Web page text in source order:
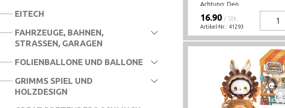
LITTLE LIVE PETS MAMA SURPRISES
DISNEY STITCH UND ANGEL
MONCHHICHI
EITECH
FAHRZEUGE, BAHNEN,
STRASSEN, GARAGEN
FOLIENBALLONE UND BALLONE
GRIMMS SPIEL UND
HOLZDESIGN
Achtung: Den...
16.90 / Stk.
Artikel-Nr.: 41293